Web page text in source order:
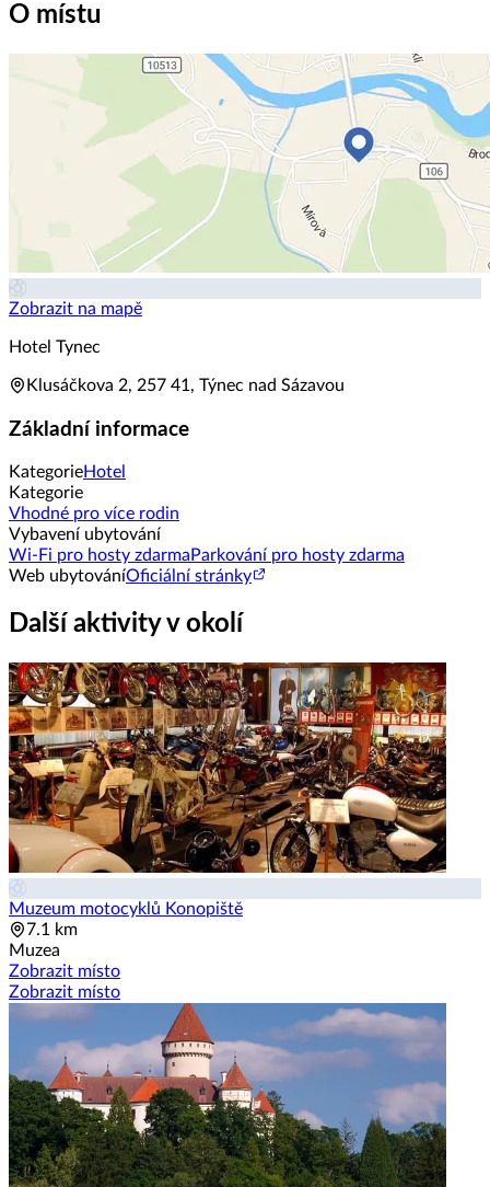
O místu
Zobrazit na mapě
Hotel Tynec
Klusáčkova 2, 257 41, Týnec nad Sázavou
Základní informace
KategorieHotel
Kategorie
Vhodné pro více rodin
Vybavení ubytování
Wi-Fi pro hosty zdarma Parkování pro hosty zdarma
Web ubytováníOficiální stránky
Další aktivity v okolí
Muzeum motocyklů Konopiště
7.1 km
Muzea
Zobrazit místo
Zobrazit místo